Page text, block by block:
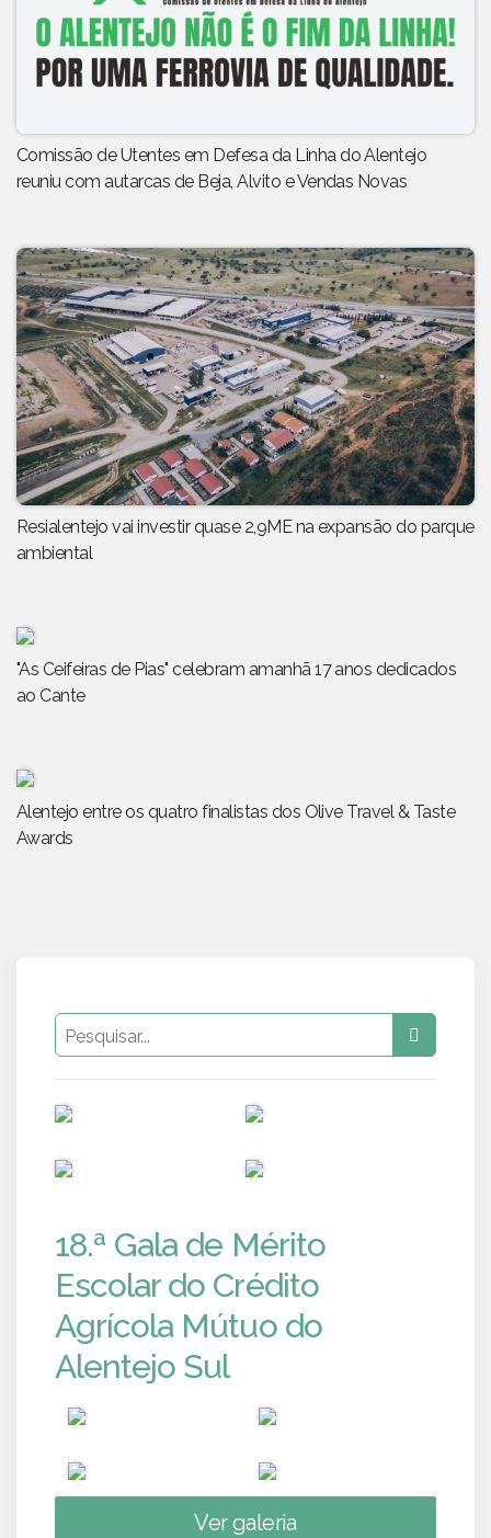
Comissão de Utentes em Defesa da Linha do Alentejo
reuniu com autarcas de Beja, Alvito e Vendas Novas
Resialentejo vai investir quase 2,9ME na expansão do parque
ambiental
"As Ceifeiras de Pias" celebram amanhã 17 anos dedicados
ao Cante
Alentejo entre os quatro finalistas dos Olive Travel & Taste
Awards
18.ª Gala de Mérito
Escolar do Crédito
Agrícola Mútuo do
Alentejo Sul
Ver galeria